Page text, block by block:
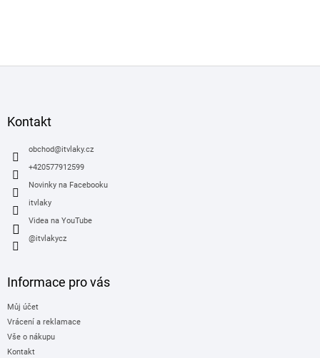
Kontakt
obchod@itvlaky.cz
+420577912599
Novinky na Facebooku
itvlaky
Videa na YouTube
@itvlakycz
Informace pro vás
Můj účet
Vrácení a reklamace
Vše o nákupu
Kontakt